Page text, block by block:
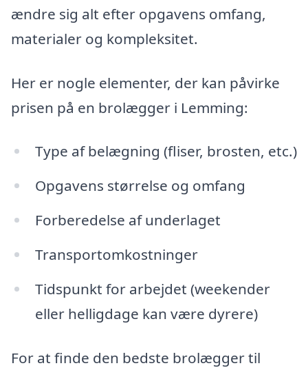
ændre sig alt efter opgavens omfang,
materialer og kompleksitet.
Her er nogle elementer, der kan påvirke
prisen på en brolægger i Lemming:
Type af belægning (fliser, brosten, etc.)
Opgavens størrelse og omfang
Forberedelse af underlaget
Transportomkostninger
Tidspunkt for arbejdet (weekender
eller helligdage kan være dyrere)
For at finde den bedste brolægger til